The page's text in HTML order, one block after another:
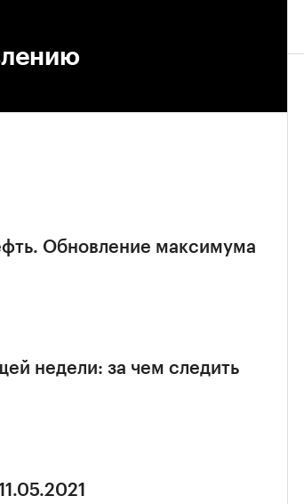
Обновление максимума
недели: за чем следить